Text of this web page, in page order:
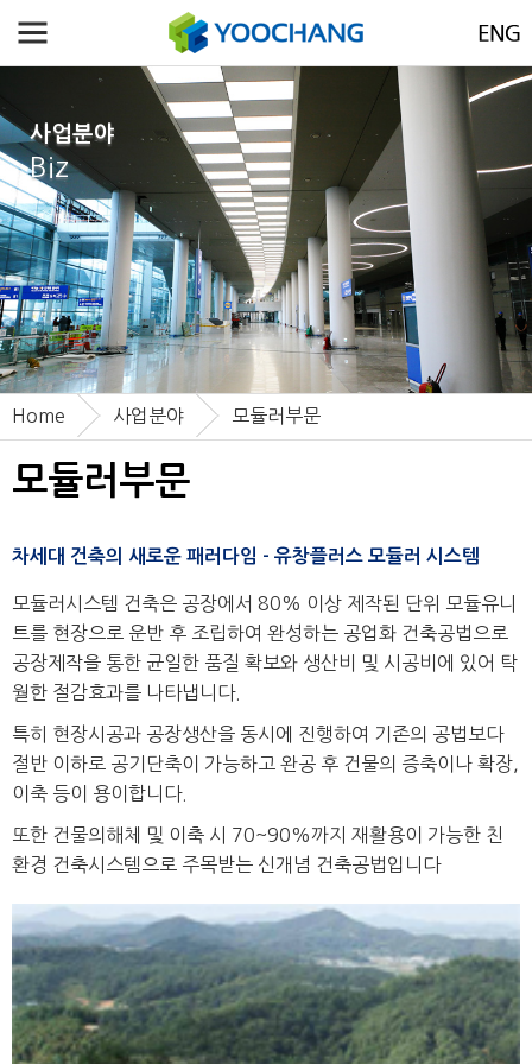
사업분야
Biz
모듈러부문
Home 사업분야 모듈러부문
차세대 건축의 새로운 패러다임 - 유창플러스 모듈러 시스템
모듈러시스템 건축은 공장에서 80% 이상 제작된 단위 모듈유니
트를 현장으로 운반 후 조립하여 완성하는 공업화 건축공법으로
공장제작을 통한 균일한 품질 확보와 생산비 및 시공비에 있어 탁
월한 절감효과를 나타냅니다.
특히 현장시공과 공장생산을 동시에 진행하여 기존의 공법보다
절반 이하로 공기단축이 가능하고 완공 후 건물의 증축이나 확장,
이축 등이 용이합니다.
또한 건물의해체 및 이축 시 70~90%까지 재활용이 가능한 친
환경 건축시스템으로 주목받는 신개념 건축공법입니다